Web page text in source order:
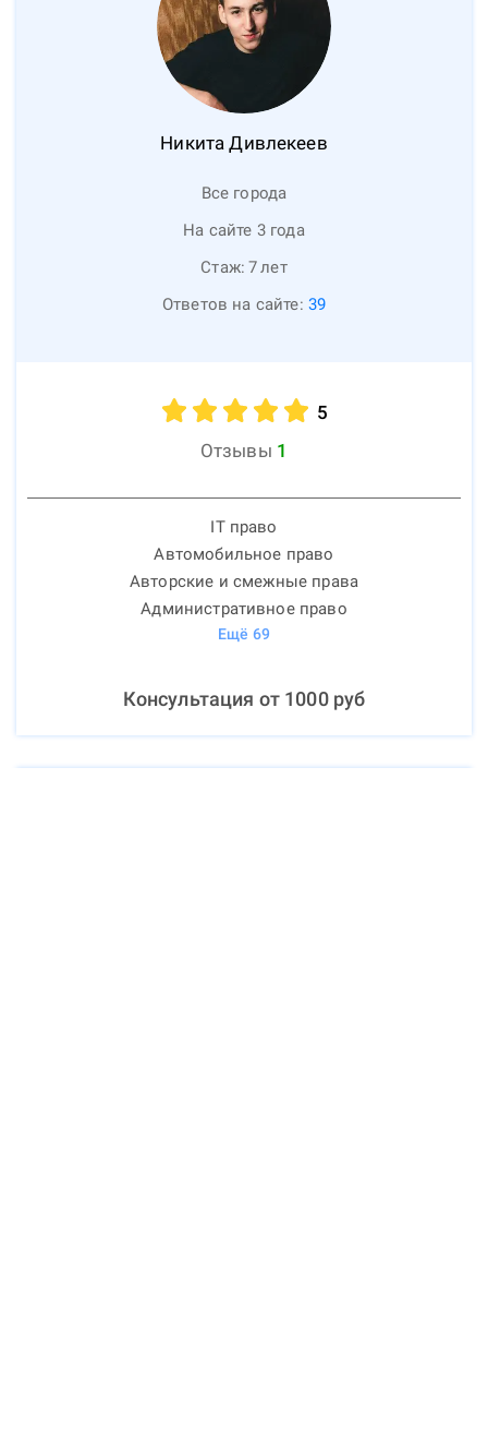
Никита Дивлекеев
Все города
На сайте 3 года
Стаж: 7лет
Ответов на сайте: 39
5
Отзывы 1
IT право
Автомобильное право
Авторские и смежные права
Административное право
Ещё 69
Консультация от 1000руб